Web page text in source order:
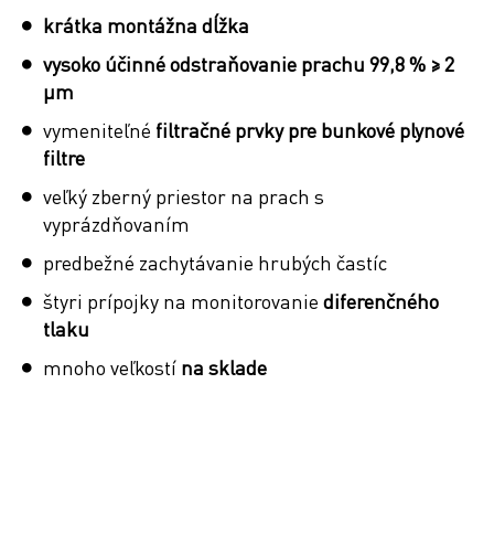
krátka montážna dĺžka
vysoko účinné odstraňovanie prachu 99,8 % ≥ 2
µm
vymeniteľné filtračné prvkypre bunkové plynové
filtre
veľký zberný priestor na prach s
vyprázdňovaním
predbežné zachytávanie hrubých častíc
štyri prípojky na monitorovanie diferenčného
tlaku
mnoho veľkostí na sklade